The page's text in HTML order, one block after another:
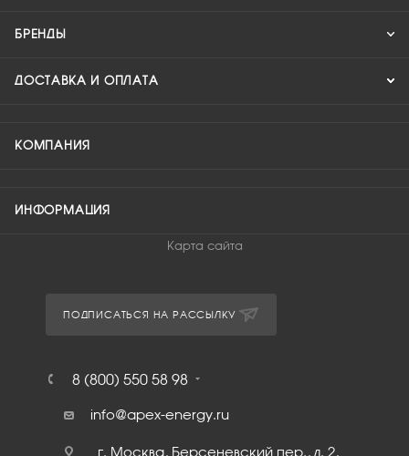
БРЕНДЫ
ДОСТАВКА И ОПЛАТА
КОМПАНИЯ
ИНФОРМАЦИЯ
Карта сайта
ПОДПИСАТЬСЯ НА РАССЫЛКУ
8 (800) 550 58 98
info@apex-energy.ru
г. Москва, Берсеневский пер., д. 2,